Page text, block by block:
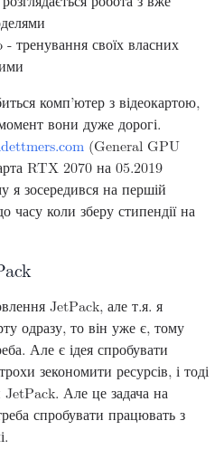
тренування своїх власних
комп’ютер з відеокартою,
вони дуже дорогі.
(General GPU
RTX 2070 на 05.2019
я зосередився на першій
часу коли зберу стипендії на
JetPack, але т.я. я
одразу, то він уже є, тому
Але є ідея спробувати
зекономити ресурсів, і тоді
Але це задача на
спробувати працювать з